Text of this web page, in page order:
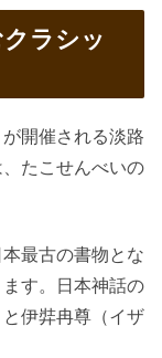
ラシッ
開催される淡路
たこせんべいの
最古の書物とな
す。日本神話の
伊弉冉尊（イザ